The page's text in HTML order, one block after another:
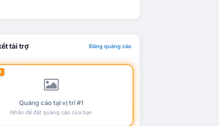
tài trợ Đăng quảng cáo
Quảng cáo tại vị trí #1
Nhấn để đặt quảng cáo của bạn